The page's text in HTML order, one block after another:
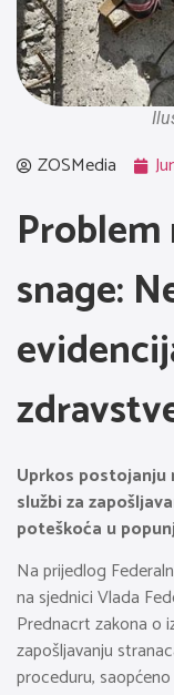
ZOSMedia
snage:
Uprkos postojanju
službi za
poteškoća u
Na prijedlog
na sjednici Vlada
Prednacrt zakona o
zapošljavanju
proceduru,